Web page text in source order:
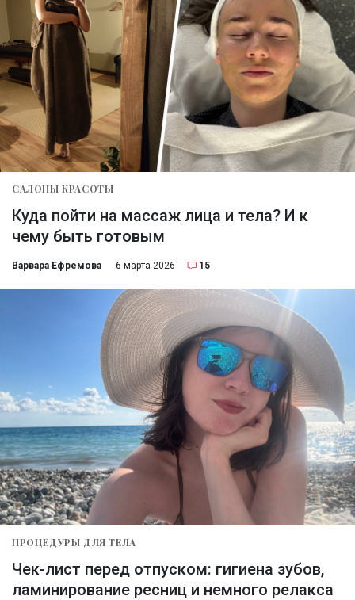
САЛОНЫ КРАСОТЫ
Куда пойти на массаж лица и тела? И к
чему быть готовым
Варвара Ефремова 6 марта 2026 15
ПРОЦЕДУРЫ ДЛЯ ТЕЛА
Чек-лист перед отпуском: гигиена зубов,
ламинирование ресниц и немного релакса